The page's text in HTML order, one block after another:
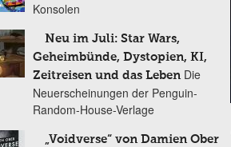
Konsolen
Neu im Juli: Star Wars,
Geheimbünde, Dystopien, KI,
Zeitreisen und das Leben Die
Neuerscheinungen der Penguin-
Random-House-Verlage
„Voidverse“ von Damien Ober